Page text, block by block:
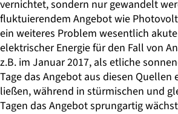
vernichtet, sondern nur gewandelt
fluktuierendem Angebot wie
ein weiteres Problem wesentlich
elektrischer Energie für den Fall von
z.B. im Januar 2017, als etliche
Tage das Angebot aus diesen Quellen
ließen, während in stürmischen und
Tagen das Angebot sprungartig